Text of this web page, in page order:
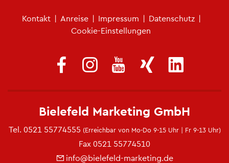
Kon­takt | An­rei­se | Im­pres­sum | Da­ten­schutz |
Coo­kie-Ein­stel­lun­gen
Bie­le­feld Mar­ke­ting GmbH
Tel. 0521 55774555 (Er­reich­bar von Mo-Do 9-15 Uhr | Fr 9-13 Uhr)
Fax 0521 55774510
info@​bielefeld-​marketing.​de